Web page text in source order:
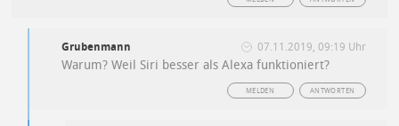
Grubenmann 07.11.2019, 09:19 Uhr
Warum? Weil Siri besser als Alexa funktioniert?
ANTWORTEN
MELDEN